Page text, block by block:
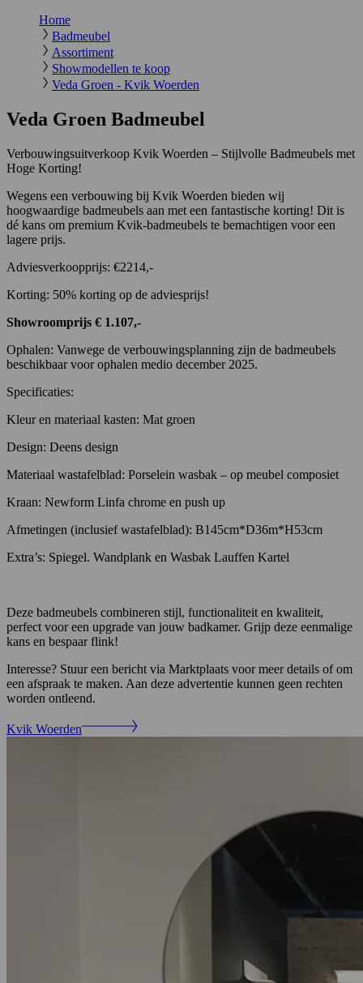
Home
Badmeubel
Assortiment
Showmodellen te koop
Veda Groen - Kvik Woerden
Veda Groen Badmeubel
Verbouwingsuitverkoop Kvik Woerden – Stijlvolle Badmeubels met
Hoge Korting!
Wegens een verbouwing bij Kvik Woerden bieden wij
hoogwaardige badmeubels aan met een fantastische korting! Dit is
dé kans om premium Kvik-badmeubels te bemachtigen voor een
lagere prijs.
Adviesverkoopprijs: €2214,-
Korting: 50% korting op de adviesprijs!
Showroomprijs € 1.107,-
Ophalen: Vanwege de verbouwingsplanning zijn de badmeubels
beschikbaar voor ophalen medio december 2025.
Specificaties:
Kleur en materiaal kasten: Mat groen
Design: Deens design
Materiaal wastafelblad: Porselein wasbak – op meubel composiet
Kraan: Newform Linfa chrome en push up
Afmetingen (inclusief wastafelblad): B145cm*D36m*H53cm
Extra’s: Spiegel. Wandplank en Wasbak Lauffen Kartel
Deze badmeubels combineren stijl, functionaliteit en kwaliteit,
perfect voor een upgrade van jouw badkamer. Grijp deze eenmalige
kans en bespaar flink!
Interesse? Stuur een bericht via Marktplaats voor meer details of om
een afspraak te maken. Aan deze advertentie kunnen geen rechten
worden ontleend.
Kvik Woerden